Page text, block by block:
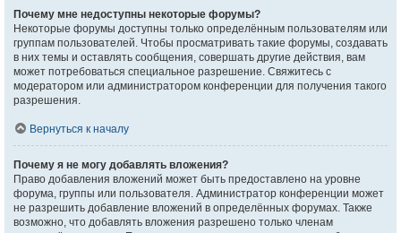
Почему мне недоступны некоторые форумы?
Некоторые форумы доступны только определённым пользователям или
группам пользователей. Чтобы просматривать такие форумы, создавать
в них темы и оставлять сообщения, совершать другие действия, вам
может потребоваться специальное разрешение. Свяжитесь с
модератором или администратором конференции для получения такого
разрешения.
Вернуться к началу
Почему я не могу добавлять вложения?
Право добавления вложений может быть предоставлено на уровне
форума, группы или пользователя. Администратор конференции может
не разрешить добавление вложений в определённых форумах. Также
возможно, что добавлять вложения разрешено только членам